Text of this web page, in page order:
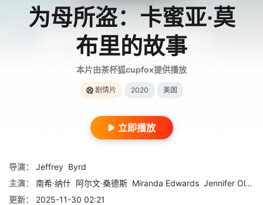
为母所盗：卡蜜亚·莫
布里的故事
本片由茶杯狐cupfox提供播放
剧情片 2020 美国
立即播放
导演： Jeffrey Byrd
主演：
南希·纳什 阿尔文·桑德斯 Miranda Edwards Jennifer Oleksiuk
更新：
2025-11-30 02:21